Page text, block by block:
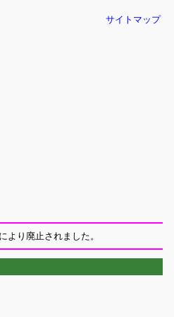
サイトマップ
り廃止されました。